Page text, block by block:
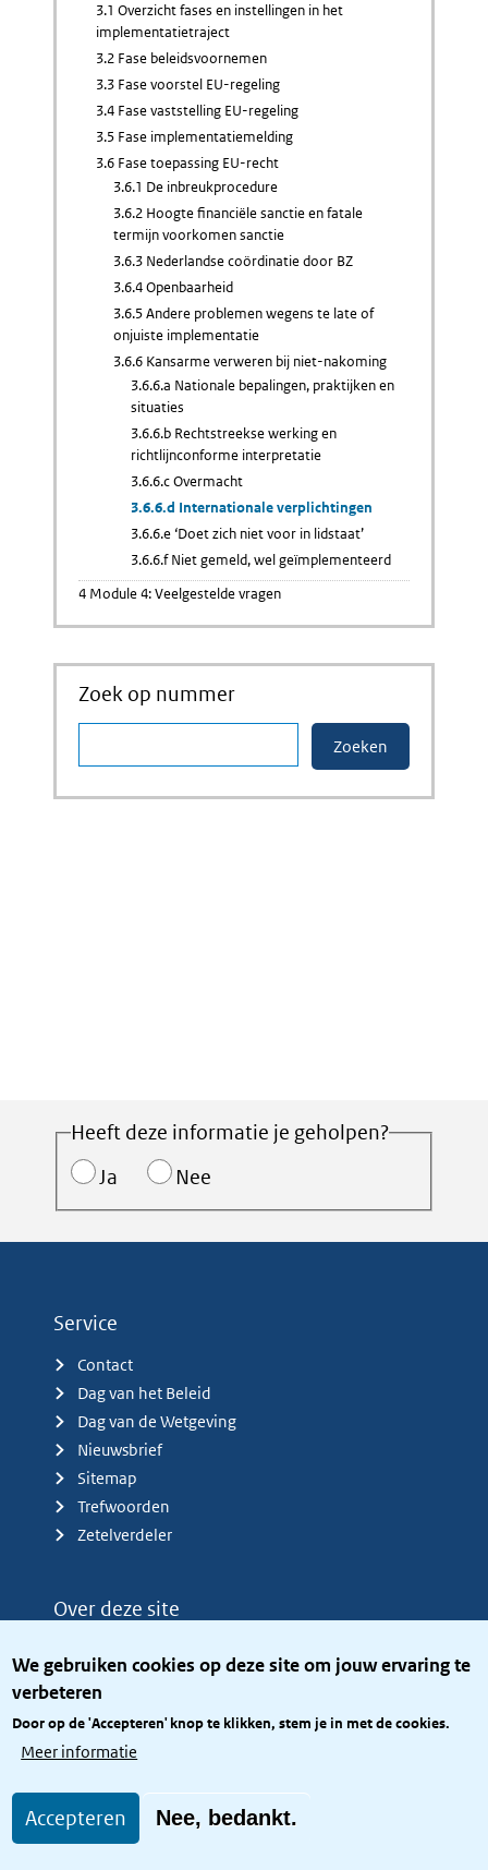
We gebruiken cookies op deze site om jouw ervaring te
verbeteren
Door op de 'Accepteren' knop te klikken, stem je in met de cookies.
Meer informatie
Accepteren Nee, bedankt.
3.1 Overzicht fases en instellingen in het
implementatietraject
3.2 Fase beleidsvoornemen
3.3 Fase voorstel EU-regeling
3.4 Fase vaststelling EU-regeling
3.5 Fase implementatiemelding
3.6 Fase toepassing EU-recht
3.6.1 De inbreukprocedure
3.6.2 Hoogte financiële sanctie en fatale
termijn voorkomen sanctie
3.6.3 Nederlandse coördinatie door BZ
3.6.4 Openbaarheid
3.6.5 Andere problemen wegens te late of
onjuiste implementatie
3.6.6 Kansarme verweren bij niet-nakoming
3.6.6.a Nationale bepalingen, praktijken en
situaties
3.6.6.b Rechtstreekse werking en
richtlijnconforme interpretatie
3.6.6.c Overmacht
3.6.6.d Internationale verplichtingen
3.6.6.e ‘Doet zich niet voor in lidstaat’
3.6.6.f Niet gemeld, wel geïmplementeerd
4 Module 4: Veelgestelde vragen
Zoek op nummer
Heeft deze informatie je geholpen?
Ja
Nee
Service
Contact
Dag van het Beleid
Dag van de Wetgeving
Nieuwsbrief
Sitemap
Trefwoorden
Zetelverdeler
Over deze site
Privacy
Toegang site openbaar
Toegankelijkheid